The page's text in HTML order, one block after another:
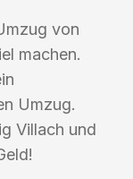
von
machen.
Umzug.
Villach und